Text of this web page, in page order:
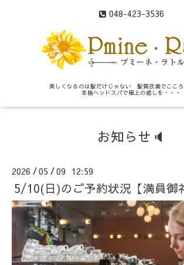
048-423-3536
美しくなるのは髪だけじゃない 髪質改善でこころ
本格ヘッドスパで極上の癒しを・・・
お知らせ🔈
2026 /05 /09 12:59
5/10(日)のご予約状況【満員御